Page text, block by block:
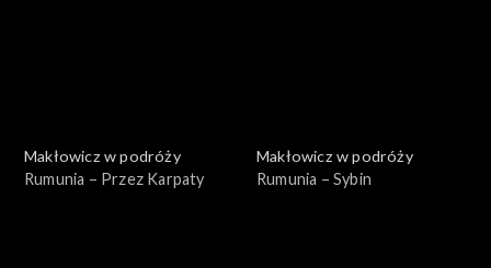
Makłowicz w podróży
Rumunia – Przez Karpaty
Makłowicz w podróży
Rumunia – Sybin